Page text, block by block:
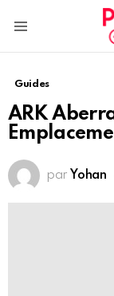
Guides
ARK
par Yohan